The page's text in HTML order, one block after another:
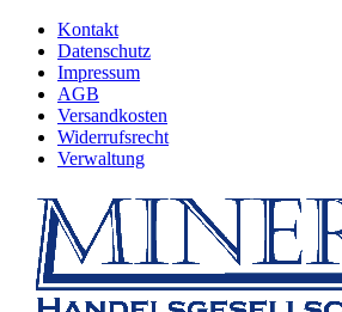
Kontakt
Datenschutz
Impressum
AGB
Versandkosten
Widerrufsrecht
Verwaltung